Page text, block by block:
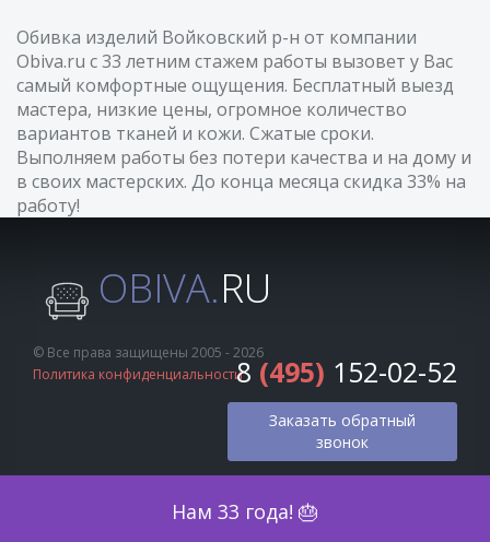
Нам 33 года! 🎂
Обивка изделий Войковский р-н от компании
Obiva.ru с 33 летним стажем работы вызовет у Вас
самый комфортные ощущения. Бесплатный выезд
мастера, низкие цены, огромное количество
вариантов тканей и кожи. Сжатые сроки.
Выполняем работы без потери качества и на дому и
в своих мастерских. До конца месяца скидка 33% на
работу!
OBIVA.RU
© Все права защищены 2005 - 2026
Политика конфиденциальности8 (495) 152-02-52
Заказать обратный
звонок